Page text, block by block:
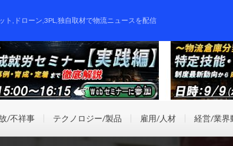
ト,ドローン,3PL,独自取材で物流ニュースを配信
/不祥事 テクノロジー/製品 雇用/人材 経営/業界